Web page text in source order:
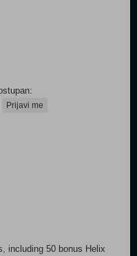
Prijavi me
including 50 bonus Helix